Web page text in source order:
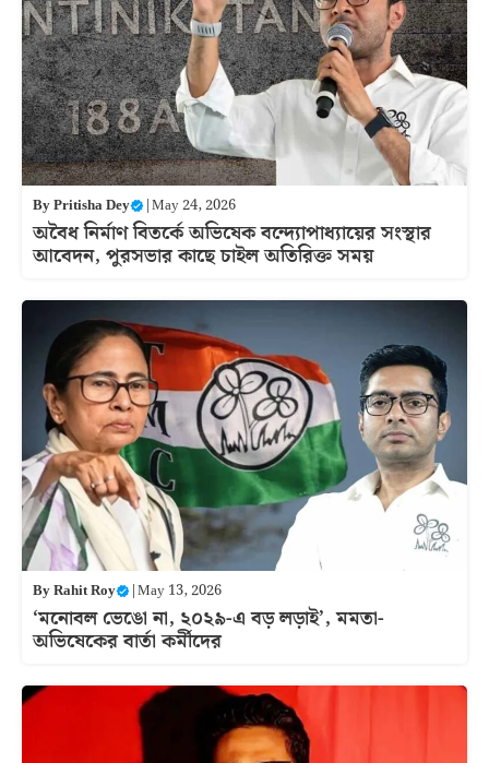
ByPritisha Dey |May 24, 2026
অবৈধ নির্মাণ বিতর্কে অভিষেক বন্দ্যোপাধ্যায়ের সংস্থার
আবেদন, পুরসভার কাছে চাইল অতিরিক্ত সময়
ByRahit Roy |May 13, 2026
‘মনোবল ভেঙো না, ২০২৯-এ বড় লড়াই’, মমতা-
অভিষেকের বার্তা কর্মীদের